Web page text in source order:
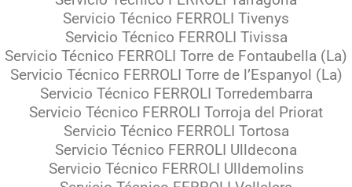
Servicio Técnico FERROLI Tivenys
Servicio Técnico FERROLI Tivissa
Servicio Técnico FERROLI Torre de Fontaubella (La)
Servicio Técnico FERROLI Torre de l’Espanyol (La)
Servicio Técnico FERROLI Torredembarra
Servicio Técnico FERROLI Torroja del Priorat
Servicio Técnico FERROLI Tortosa
Servicio Técnico FERROLI Ulldecona
Servicio Técnico FERROLI Ulldemolins